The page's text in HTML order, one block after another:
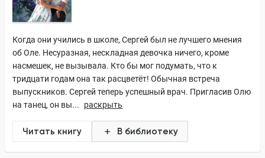
Когда они учились в школе, Сергей был не лучшего мнения
об Оле. Несуразная, нескладная девочка ничего, кроме
насмешек, не вызывала. Кто бы мог подумать, что к
тридцати годам она так расцветёт! Обычная встреча
выпускников. Сергей теперь успешный врач. Пригласив Олю
на танец, он вы...
раскрыть
Читать книгу В библиотеку